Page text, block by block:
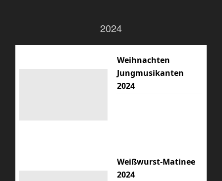
2024
Weihnachten
Jungmusikanten
2024
Weißwurst-Matinee
2024